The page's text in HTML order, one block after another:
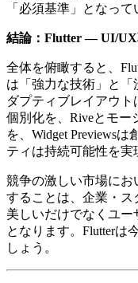
「必須基準」となって
結論：Flutter ― UI/UX
全体を俯瞰すると、
は「強力な技術」と
ダプティブレイアウト
個別化を、Riveとモー
を、Widget Previews
ティは持続可能性を実
競争の激しい市場に
することは、企業・ス
美しいだけでなくユ
となります。Flutterは
しょう。